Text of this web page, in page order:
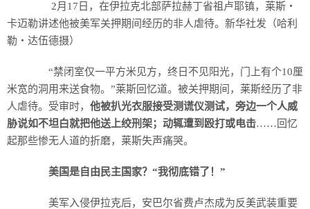
2月17日，在伊拉克北部萨拉赫丁省祖卢耶镇，莱斯・
卡迈勒讲述他被美军关押期间经历的非人虐待。新华社发（哈利
勒・达伍德摄）
“禁闭室仅一平方米见方，终日不见阳光，门上有个10厘
米宽的洞用来送食物。”莱斯回忆道。被关押期间，莱斯经历了非
人虐待。受审时， 他被扒光衣服接受测谎仪测试，旁边一个人威
胁说如不坦白就把他送上绞刑架；动辄遭到殴打或电击……回忆
起那些惨无人道的折磨，莱斯失声痛哭。
美国是自由民主国家？“我彻底错了！”
美军入侵伊拉克后，安巴尔省费卢杰成为反美武装重要